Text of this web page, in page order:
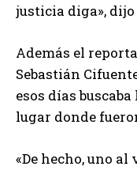
justicia diga»,
Además el
Sebastián
esos días
lugar donde
«De hecho, uno